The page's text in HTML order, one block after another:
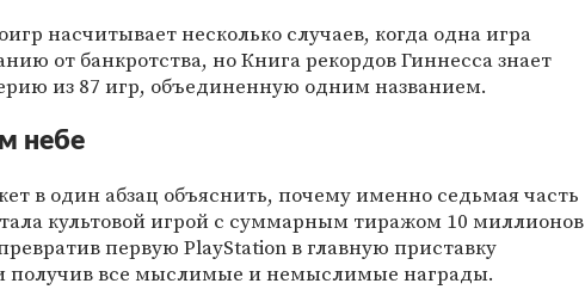
насчитывает несколько случаев, когда одна игра
от банкротства, но Книга рекордов Гиннесса знает
из 87 игр, объединенную одним названием.
небе
в один абзац объяснить, почему именно седьмая часть
культовой игрой с суммарным тиражом 10 миллионов
первую PlayStation в главную приставку
получив все мыслимые и немыслимые награды.